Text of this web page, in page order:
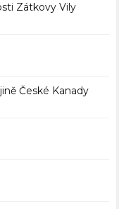
Zátkovy Vily
České Kanady